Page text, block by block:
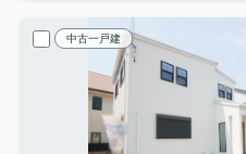
中古一戸建